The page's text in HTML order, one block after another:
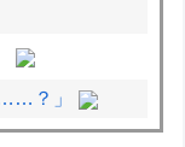
？」